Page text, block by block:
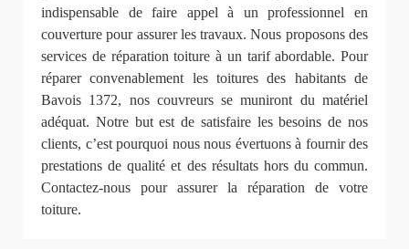
indispensable de faire appel à un professionnel en
couverture pour assurer les travaux. Nous proposons des
services de réparation toiture à un tarif abordable. Pour
réparer convenablement les toitures des habitants de
Bavois 1372, nos couvreurs se muniront du matériel
adéquat. Notre but est de satisfaire les besoins de nos
clients, c’est pourquoi nous nous évertuons à fournir des
prestations de qualité et des résultats hors du commun.
Contactez-nous pour assurer la réparation de votre
toiture.